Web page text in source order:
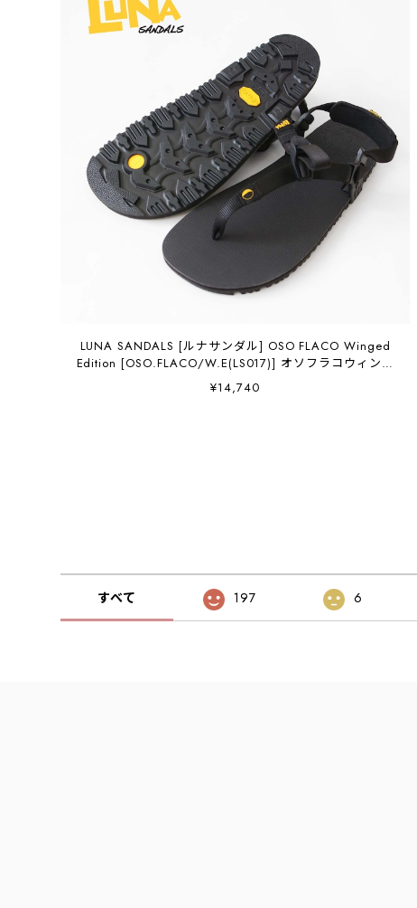
LUNA SANDALS [ルナサンダル] OSO FLACO Winged
Edition [OSO.FLACO/W.E(LS017)] オソフラコウィング
ド エディション「アウトドアサンダル・ストラップサン
ダル・ランニング・トレイル、キャンプ、旅行などに最
¥14,740
すべて 197 6